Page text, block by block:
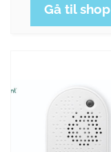
Gå til shop